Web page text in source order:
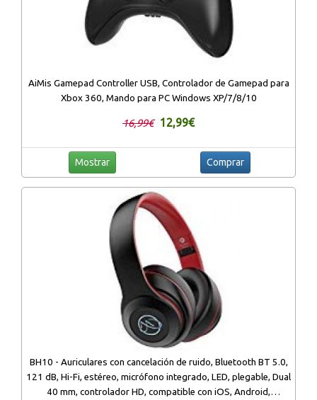
AiMis Gamepad Controller USB, Controlador de Gamepad para
Xbox 360, Mando para PC Windows XP/7/8/10
16,99€ 12,99€
Mostrar Comprar
BH10 - Auriculares con cancelación de ruido, Bluetooth BT 5.0,
121 dB, Hi-Fi, estéreo, micrófono integrado, LED, plegable, Dual
40 mm, controlador HD, compatible con iOS, Android,